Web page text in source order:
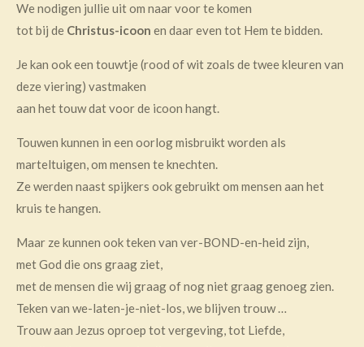
We nodigen jullie uit om naar voor te komen
tot bij de Christus-icoon en daar even tot Hem te bidden.
Je kan ook een touwtje (rood of wit zoals de twee kleuren van
deze viering) vastmaken
aan het touw dat voor de icoon hangt.
Touwen kunnen in een oorlog misbruikt worden als
marteltuigen, om mensen te knechten.
Ze werden naast spijkers ook gebruikt om mensen aan het
kruis te hangen.
Maar ze kunnen ook teken van ver-BOND-en-heid zijn,
met God die ons graag ziet,
met de mensen die wij graag of nog niet graag genoeg zien.
Teken van we-laten-je-niet-los, we blijven trouw …
Trouw aan Jezus oproep tot vergeving, tot Liefde,